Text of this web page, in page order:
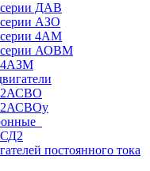
серии ДАВ
серии АЗО
серии 4АМ
серии АОВМ
4АЗМ
2АСВО
2АСВОу
СД2
постоянного тока